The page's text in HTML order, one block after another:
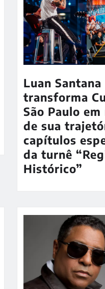
Luan Santana
transforma
São Paulo
de sua
capítulos
da turnê
Histórico”